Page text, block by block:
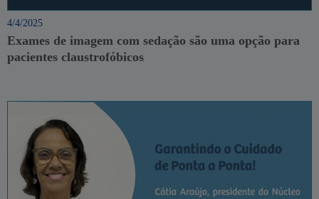
4/4/2025
Exames de imagem com sedação são uma opção para
pacientes claustrofóbicos